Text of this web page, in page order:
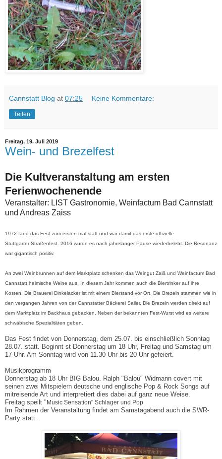
Cannstatt Blog at 07:25 Keine Kommentare:
Teilen
Freitag, 19. Juli 2019
Wein- und Brezelfest
Die Kultveranstaltung am ersten
Ferienwochenende
Veranstalter: LIST Gastronomie, Weinfactum Bad Cannstatt
und Andreas Zaiss
1972 fand das Fest zum ersten mal statt und war damit das erste offizielle
StuttgarterStraßenfest. 2016 wurde es nach jahrelanger Pause wiederbelebt. Die Resonanz
war gigantisch positiv.
An zwei Weinbrunnen auf dem Marktplatz schenken das Weingut Zaiß und Weinfactum Bad
Cannstatt heimische Weine aus. In diesem Jahr kommen auch die Biertrinker auf ihre
Kosten. Die Brauerei Dinkelacker ist mit einem Bierstand vor Ort. Die Brezeln stammen wie in
den vergangen Jahren von der Cannstatter Bäckerei Sailer. Die Brezeln werden direkt auf
dem Marktplatz im Backhaus gebacken. Neben der bekannten Fest-Wurst wird es weitere
schwäbische Spezialitäten geben.
Das Fest findet von Donnerstag, dem 25.07. bis einschließlich Sonntag
28.07. statt. Beginnt st Donnerstag um 18 Uhr, Freitag und Samstag um
17 Uhr. Am Sonntag wird von 11.30 Uhr bis 20 Uhr gefeiert.
Musikprogramm
Donnerstag ab 18 Uhr BIG Balou. Ralph "Balou" Widmann covert mit
seinen zwei Mitspielern deutsche und englische Pop & Rock Songs auf
mitreisende Art und interpretiert dies dabei auf ganz neue Weise.
Freitag speilt "Music Sensation" Schlager und Pop
Im Rahmen der Veranstaltung findet am Samstagabend auch die SWR-
Party statt.